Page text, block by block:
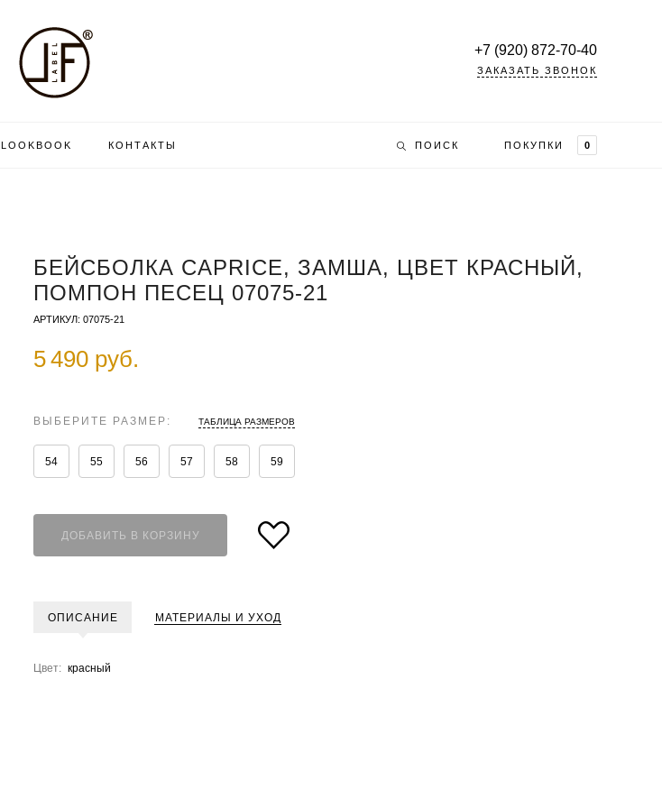
+7 (920) 872-70-40
ЗАКАЗАТЬ ЗВОНОК
LOOKBOOK КОНТАКТЫ ПОКУПКИ 0
ПОИСК
БЕЙСБОЛКА CAPRICE, ЗАМША, ЦВЕТ КРАСНЫЙ,
ПОМПОН ПЕСЕЦ 07075-21
АРТИКУЛ: 07075-21
5 490 руб.
ВЫБЕРИТЕ РАЗМЕР: ТАБЛИЦА РАЗМЕРОВ
54 55 56 57 58 59
ДОБАВИТЬ В КОРЗИНУ
ОПИСАНИЕ МАТЕРИАЛЫ И УХОД
Цвет: красный